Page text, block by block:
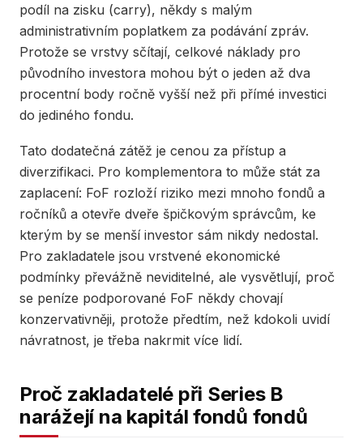
podíl na zisku (carry), někdy s malým
administrativním poplatkem za podávání zpráv.
Protože se vrstvy sčítají, celkové náklady pro
původního investora mohou být o jeden až dva
procentní body ročně vyšší než při přímé investici
do jediného fondu.
Tato dodatečná zátěž je cenou za přístup a
diverzifikaci. Pro komplementora to může stát za
zaplacení: FoF rozloží riziko mezi mnoho fondů a
ročníků a otevře dveře špičkovým správcům, ke
kterým by se menší investor sám nikdy nedostal.
Pro zakladatele jsou vrstvené ekonomické
podmínky převážně neviditelné, ale vysvětlují, proč
se peníze podporované FoF někdy chovají
konzervativněji, protože předtím, než kdokoli uvidí
návratnost, je třeba nakrmit více lidí.
Proč zakladatelé při Series B
narážejí na kapitál fondů fondů